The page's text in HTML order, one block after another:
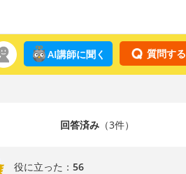
質問する
AI講師に聞く
回答済み（3件）
役に立った： 56